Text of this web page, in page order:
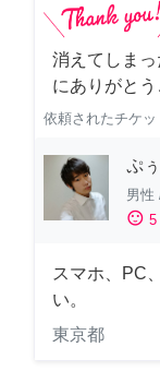
消えてしま
にありがと
依頼されたチケッ
ぷ
男性
sentiment_satisfied 5
スマホ、PC
い。
東京都